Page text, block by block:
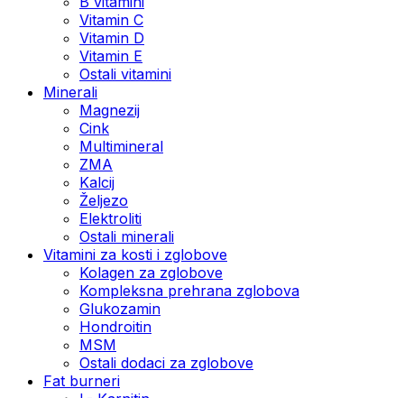
Vitamin C
Vitamin D
Vitamin E
Ostali vitamini
Minerali
Magnezij
Cink
Multimineral
ZMA
Kalcij
Željezo
Elektroliti
Ostali minerali
Vitamini za kosti i zglobove
Kolagen za zglobove
Kompleksna prehrana zglobova
Glukozamin
Hondroitin
MSM
Ostali dodaci za zglobove
Fat burneri